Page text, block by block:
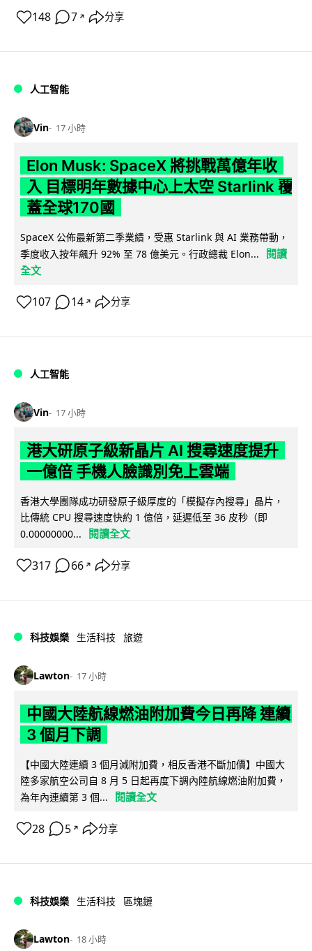
148 7 ↗ 分享
人工智能
Vin 17 小時
Elon Musk: SpaceX 將挑戰萬億年收
入 目標明年數據中心上太空 Starlink 覆
蓋全球170國
SpaceX 公佈最新第二季業績，受惠 Starlink 與 AI 業務帶動，
季度收入按年飆升 92% 至 78 億美元。行政總裁 Elon...
閱讀
全文
107 14 ↗ 分享
人工智能
Vin 17 小時
港大研原子級新晶片 AI 搜尋速度提升
一億倍 手機人臉識別免上雲端
香港大學團隊成功研發原子級厚度的「模擬存內搜尋」晶片，
比傳統 CPU 搜尋速度快約 1 億倍，延遲低至 36 皮秒（即
0.00000000...
閱讀全文
317 66 ↗ 分享
科技娛樂 生活科技 旅遊
Lawton 17 小時
中國大陸航線燃油附加費今日再降 連續
3 個月下調
【中國大陸連續 3 個月減附加費，相反香港不斷加價】中國大
陸多家航空公司自 8 月 5 日起再度下調內陸航線燃油附加費，
為年內連續第 3 個...
閱讀全文
28 5 ↗ 分享
科技娛樂 生活科技 區塊鏈
Lawton 18 小時